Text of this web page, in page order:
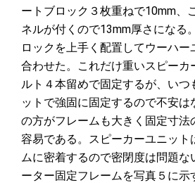
ートブロック３枚重ねで10mm、
ネルが付くので13mm厚さになる
ロックを上手く配置してウーハー
合わせた。これだけ重いスピーカ
ルト４本留めで固定するが、いつ
ットで強固に固定するので不安は
の方がフレームも大きく固定寸法
容易である。スピーカーユニット
ムに密着するので密閉度は問題
ーター固定フレームを写真５に示